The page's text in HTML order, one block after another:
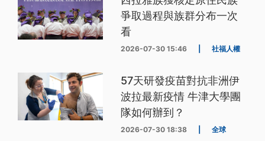
爭取過程與族群分布一次
看
2026-07-30 15:46 社福人權
57天研發疫苗對抗非洲伊
波拉最新疫情 牛津大學團
隊如何辦到？
2026-07-30 18:38 全球